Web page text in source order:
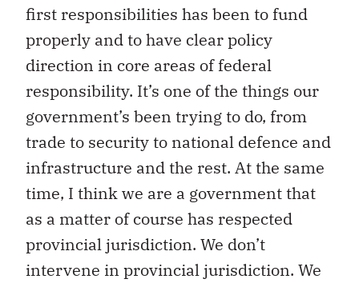
first responsibilities has been to fund
properly and to have clear policy
direction in core areas of federal
responsibility. It’s one of the things our
government’s been trying to do, from
trade to security to national defence and
infrastructure and the rest. At the same
time, I think we are a government that
as a matter of course has respected
provincial jurisdiction. We don’t
intervene in provincial jurisdiction. We